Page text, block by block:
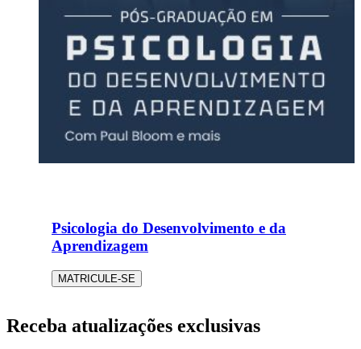
Psicologia do Desenvolvimento e da
Aprendizagem
MATRICULE-SE
Receba atualizações exclusivas